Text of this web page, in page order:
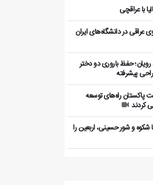
با عراقچی
دانشجوی عراقی در دانشگاه‌های ایران
حفظ باروری دو دختر
پیشرفته
پاکستان راه‌های توسعه
کردند
شکوه و شور حسینی، اربعین را